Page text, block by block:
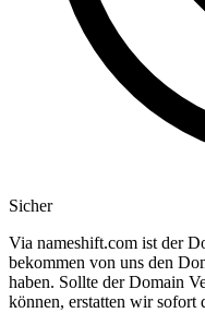
Sicher
Via nameshift.com ist der
bekommen von uns den
haben. Sollte der Domain
können, erstatten wir sofort